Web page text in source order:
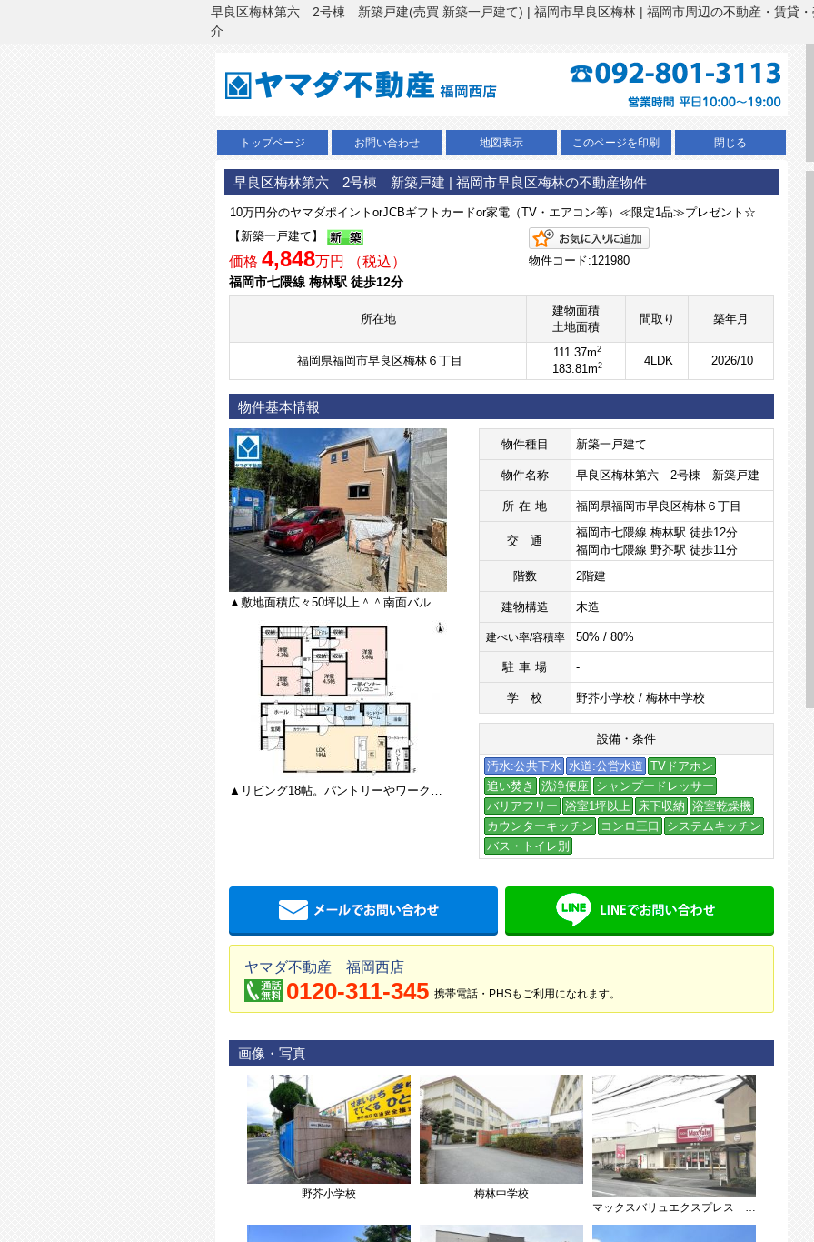
早良区梅林第六 2号棟 新築戸建(売買 新築一戸建て) | 福岡市早良区梅林 | 福岡市周辺の不動産・賃貸
介
トップページ お問い合わせ 地図表示 このページを印刷 閉じる
早良区梅林第六 2号棟 新築戸建 | 福岡市早良区梅林の不動産物件
10万円分のヤマダポイントorJCBギフトカードor家電（TV・エアコン等）≪限定1品≫プレゼント☆
【新築一戸建て】
価格 4,848万円 （税込）
福岡市七隈線 梅林駅 徒歩12分
物件コード:121980
所在地
建物面積
土地面積
間取り 築年月
福岡県福岡市早良区梅林６丁目
111.37m2
183.81m2 4LDK 2026/10
物件基本情報
物件種目 新築一戸建て
物件名称 早良区梅林第六 2号棟 新築戸建
所在地 福岡県福岡市早良区梅林６丁目
交通
福岡市七隈線 梅林駅 徒歩12分
福岡市七隈線 野芥駅 徒歩11分
階数
2階建
建物構造 木造
建ぺい率/容積率 50% / 80%
駐車場 -
学校 野芥小学校 / 梅林中学校
設備・条件
汚水:公共下水
水道:公営水道 TVドアホン
追い焚き
洗浄便座
シャンプードレッサー
バリアフリー 浴室1坪以上 床下収納 浴室乾燥機
カウンターキッチン
コンロ三口
システムキッチン
バス・トイレ別
メールでお問い合わせ
ヤマダ不動産 福岡西店
0120-311-345 携帯電話・PHSもご利用になれます。
画像・写真
野芥小学校
梅林中学校